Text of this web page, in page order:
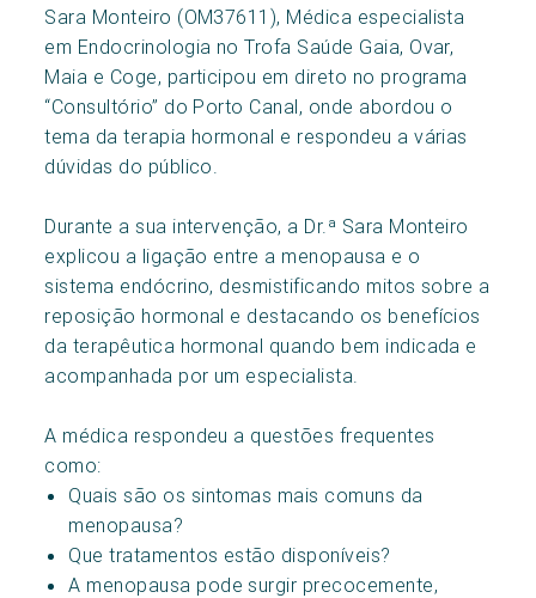
Sara Monteiro (OM37611), Médica especialista
em Endocrinologia no Trofa Saúde Gaia, Ovar,
Maia e Coge, participou em direto no programa
“Consultório” do Porto Canal, onde abordou o
tema da terapia hormonal e respondeu a várias
dúvidas do público.
Durante a sua intervenção, a Dr.ª Sara Monteiro
explicou a ligação entre a menopausa e o
sistema endócrino, desmistificando mitos sobre a
reposição hormonal e destacando os benefícios
da terapêutica hormonal quando bem indicada e
acompanhada por um especialista.
A médica respondeu a questões frequentes
como:
Quais são os sintomas mais comuns da
menopausa?
Que tratamentos estão disponíveis?
A menopausa pode surgir precocemente,